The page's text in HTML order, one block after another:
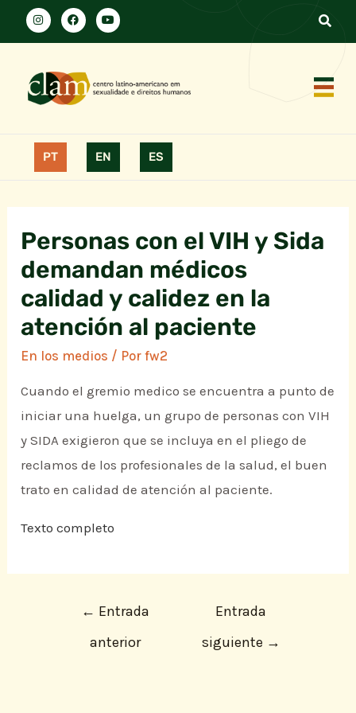
PT EN ES
Personas con el VIH y Sida
demandan médicos
calidad y calidez en la
atención al paciente
En los medios / Porfw2
Cuando el gremio medico se encuentra a punto de
iniciar una huelga, un grupo de personas con VIH
y SIDA exigieron que se incluya en el pliego de
reclamos de los profesionales de la salud, el buen
trato en calidad de atención al paciente.
Texto completo
← Entrada
anterior
Entrada
siguiente →